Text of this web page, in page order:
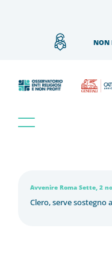
NON
Clero, serve sostegno
Avvenire Roma Sette, 2